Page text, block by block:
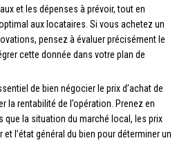
et les dépenses à prévoir, tout en
aux locataires. Si vous achetez un
pensez à évaluer précisément le
cette donnée dans votre plan de
de bien négocier le prix d’achat de
la rentabilité de l’opération. Prenez en
que la situation du marché local, les prix
l’état général du bien pour déterminer un